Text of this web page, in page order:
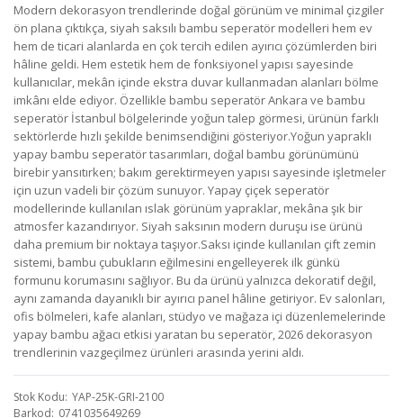
Modern dekorasyon trendlerinde doğal görünüm ve minimal çizgiler
ön plana çıktıkça, siyah saksılı bambu seperatör modelleri hem ev
hem de ticari alanlarda en çok tercih edilen ayırıcı çözümlerden biri
hâline geldi. Hem estetik hem de fonksiyonel yapısı sayesinde
kullanıcılar, mekân içinde ekstra duvar kullanmadan alanları bölme
imkânı elde ediyor. Özellikle bambu seperatör Ankara ve bambu
seperatör İstanbul bölgelerinde yoğun talep görmesi, ürünün farklı
sektörlerde hızlı şekilde benimsendiğini gösteriyor.Yoğun yapraklı
yapay bambu seperatör tasarımları, doğal bambu görünümünü
birebir yansıtırken; bakım gerektirmeyen yapısı sayesinde işletmeler
için uzun vadeli bir çözüm sunuyor. Yapay çiçek seperatör
modellerinde kullanılan ıslak görünüm yapraklar, mekâna şık bir
atmosfer kazandırıyor. Siyah saksının modern duruşu ise ürünü
daha premium bir noktaya taşıyor.Saksı içinde kullanılan çift zemin
sistemi, bambu çubukların eğilmesini engelleyerek ilk günkü
formunu korumasını sağlıyor. Bu da ürünü yalnızca dekoratif değil,
aynı zamanda dayanıklı bir ayırıcı panel hâline getiriyor. Ev salonları,
ofis bölmeleri, kafe alanları, stüdyo ve mağaza içi düzenlemelerinde
yapay bambu ağacı etkisi yaratan bu seperatör, 2026 dekorasyon
trendlerinin vazgeçilmez ürünleri arasında yerini aldı.
Stok Kodu YAP-25K-GRI-2100
Barkod 0741035649269